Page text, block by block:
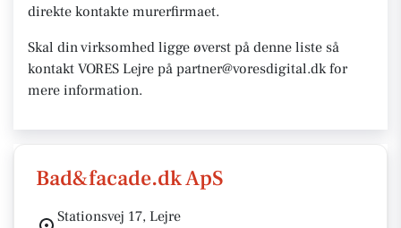
direkte kontakte murerfirmaet.
Skal din virksomhed ligge øverst på denne liste så
kontakt VORES Lejre på partner@voresdigital.dk for
mere information.
Bad&facade.dk ApS
Stationsvej 17, Lejre